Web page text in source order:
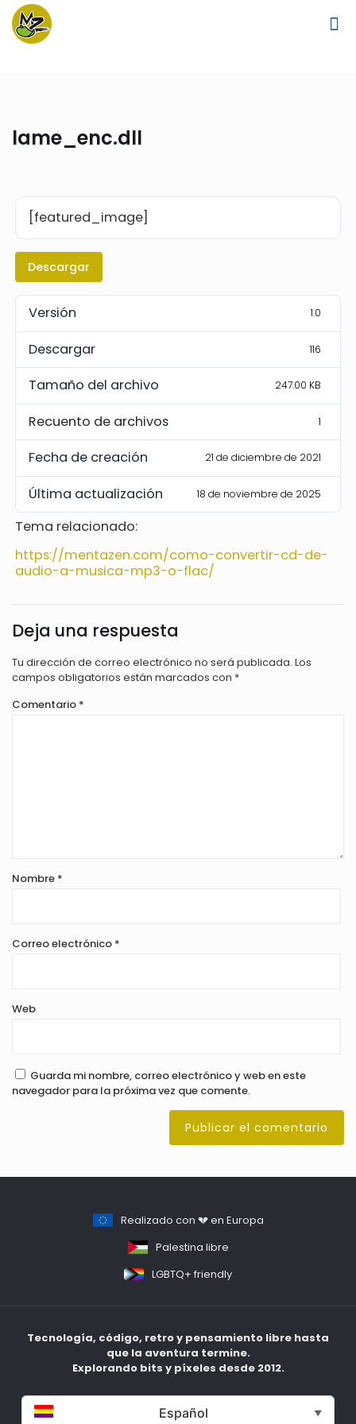
lame_enc.dll
[featured_image]
Descargar
Versión 1.0
Descargar 116
Tamaño del archivo 247.00 KB
Recuento de archivos 1
Fecha de creación 21 de diciembre de 2021
Última actualización 18 de noviembre de 2025
Tema relacionado:
https://mentazen.com/como-convertir-cd-de-
audio-a-musica-mp3-o-flac/
Deja una respuesta
Tu dirección de correo electrónico no será publicada. Los
campos obligatorios están marcados con *
Comentario *
Nombre *
Correo electrónico *
Web
Guarda mi nombre, correo electrónico y web en este
navegador para la próxima vez que comente.
Realizado con 💔 en Europa
Palestina libre
LGBTQ+ friendly
Tecnología, código, retro y pensamiento libre hasta
que la aventura termine.
Explorando bits y píxeles desde 2012.
Español ▼